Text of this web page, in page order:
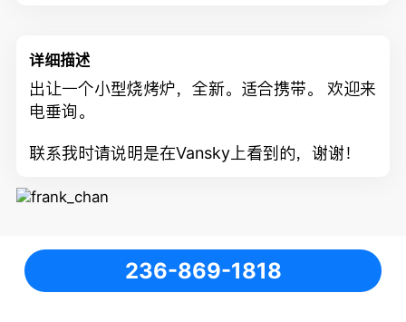
详细描述
出让一个小型烧烤炉，全新。适合携带。 欢迎来
电垂询。
联系我时请说明是在Vansky上看到的，谢谢！
236-869-1818